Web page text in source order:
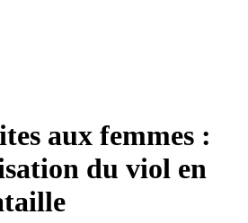
aux femmes :
du viol en